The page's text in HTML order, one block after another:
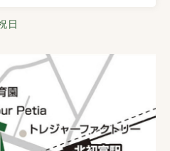
日